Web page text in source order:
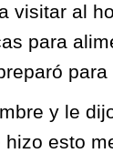
visitar al
para
para
y le
esto